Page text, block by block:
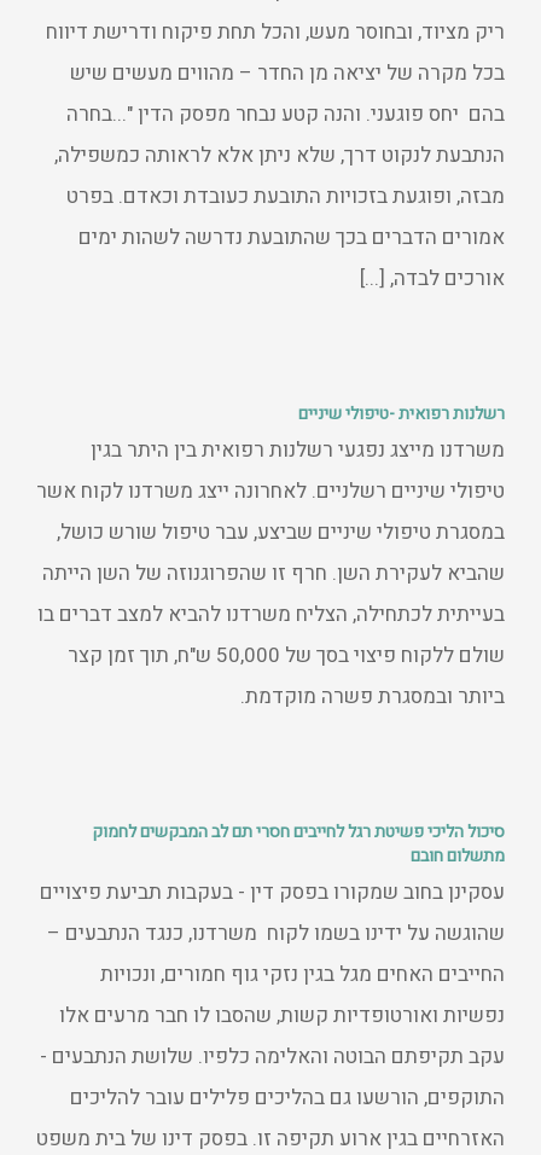
ריק מציוד, ובחוסר מעש, והכל תחת פיקוח ודרישת דיווח
בכל מקרה של יציאה מן החדר – מהווים מעשים שיש
בהם יחס פוגעני. והנה קטע נבחר מפסק הדין "...בחרה
הנתבעת לנקוט דרך, שלא ניתן אלא לראותה כמשפילה,
מבזה, ופוגעת בזכויות התובעת כעובדת וכאדם. בפרט
אמורים הדברים בכך שהתובעת נדרשה לשהות ימים
אורכים לבדה, [...]
רשלנות רפואית -טיפולי שיניים
משרדנו מייצג נפגעי רשלנות רפואית בין היתר בגין
טיפולי שיניים רשלניים. לאחרונה ייצג משרדנו לקוח אשר
במסגרת טיפולי שיניים שביצע, עבר טיפול שורש כושל,
שהביא לעקירת השן. חרף זו שהפרוגנוזה של השן הייתה
בעייתית לכתחילה, הצליח משרדנו להביא למצב דברים בו
שולם ללקוח פיצוי בסך של 50,000 ש"ח, תוך זמן קצר
ביותר ובמסגרת פשרה מוקדמת.
סיכול הליכי פשיטת רגל לחייבים חסרי תם לב המבקשים לחמוק
מתשלום חובם
עסקינן בחוב שמקורו בפסק דין - בעקבות תביעת פיצויים
שהוגשה על ידינו בשמו לקוח משרדנו, כנגד הנתבעים –
החייבים האחים מגל בגין נזקי גוף חמורים, ונכויות
נפשיות ואורטופדיות קשות, שהסבו לו חבר מרעים אלו
עקב תקיפתם הבוטה והאלימה כלפיו. שלושת הנתבעים -
התוקפים, הורשעו גם בהליכים פלילים עובר להליכים
האזרחיים בגין ארוע תקיפה זו. בפסק דינו של בית משפט